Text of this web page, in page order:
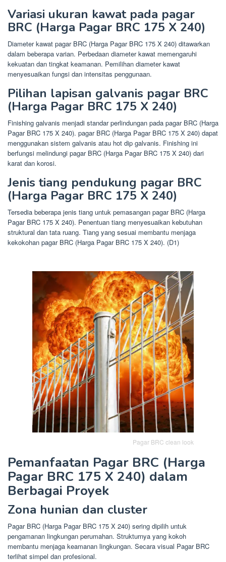
Variasi ukuran kawat pada pagar
BRC (Harga Pagar BRC 175 X 240)
Diameter kawat pagar BRC (Harga Pagar BRC 175 X 240) ditawarkan
dalam beberapa varian. Perbedaan diameter kawat memengaruhi
kekuatan dan tingkat keamanan. Pemilihan diameter kawat
menyesuaikan fungsi dan intensitas penggunaan.
Pilihan lapisan galvanis pagar BRC
(Harga Pagar BRC 175 X 240)
Finishing galvanis menjadi standar perlindungan pada pagar BRC (Harga
Pagar BRC 175 X 240). pagar BRC (Harga Pagar BRC 175 X 240) dapat
menggunakan sistem galvanis atau hot dip galvanis. Finishing ini
berfungsi melindungi pagar BRC (Harga Pagar BRC 175 X 240) dari
karat dan korosi.
Jenis tiang pendukung pagar BRC
(Harga Pagar BRC 175 X 240)
Tersedia beberapa jenis tiang untuk pemasangan pagar BRC (Harga
Pagar BRC 175 X 240). Penentuan tiang menyesuaikan kebutuhan
struktural dan tata ruang. Tiang yang sesuai membantu menjaga
kekokohan pagar BRC (Harga Pagar BRC 175 X 240). (D1)
Pagar BRC clean look
Pemanfaatan Pagar BRC (Harga
Pagar BRC 175 X 240) dalam
Berbagai Proyek
Zona hunian dan cluster
Pagar BRC (Harga Pagar BRC 175 X 240) sering dipilih untuk
pengamanan lingkungan perumahan. Strukturnya yang kokoh
membantu menjaga keamanan lingkungan. Secara visual Pagar BRC
terlihat simpel dan profesional.